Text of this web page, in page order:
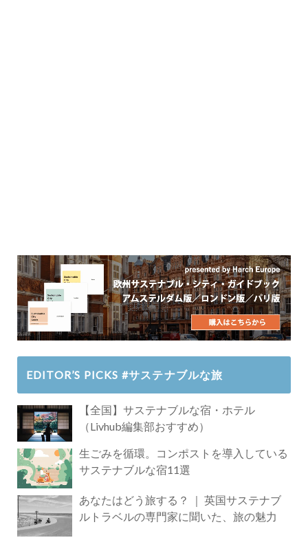
EDITOR’S PICKS #サステナブルな旅
【全国】サステナブルな宿・ホテル
（Livhub編集部おすすめ）
生ごみを循環。コンポストを導入している
サステナブルな宿11選
あなたはどう旅する？ ｜ 英国サステナブ
ルトラベルの専門家に聞いた、旅の魅力